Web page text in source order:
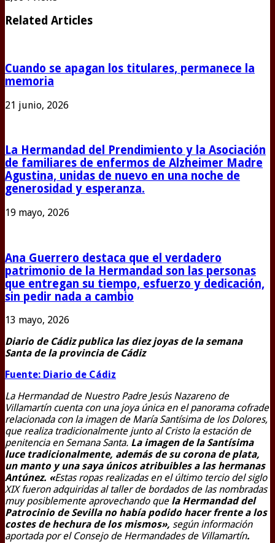
Related Articles
Cuando se apagan los titulares, permanece la
memoria
21 junio, 2026
La Hermandad del Prendimiento y la Asociación
de familiares de enfermos de Alzheimer Madre
Agustina, unidas de nuevo en una noche de
generosidad y esperanza.
19 mayo, 2026
Ana Guerrero destaca que el verdadero
patrimonio de la Hermandad son las personas
que entregan su tiempo, esfuerzo y dedicación,
sin pedir nada a cambio
13 mayo, 2026
Diario de Cádiz publica las diez joyas de la semana
Santa de la provincia de Cádiz
Fuente: Diario de Cádiz
La Hermandad de Nuestro Padre Jesús Nazareno de
Villamartín cuenta con una joya única en el panorama cofrade
relacionada con la imagen de María Santísima de los Dolores,
que realiza tradicionalmente junto al Cristo la estación de
penitencia en Semana Santa. La imagen de la Santísima
luce tradicionalmente, además de su corona de plata,
un manto y una saya únicos atribuibles a las hermanas
Antúnez. «Estas ropas realizadas en el último tercio del siglo
XIX fueron adquiridas al taller de bordados de las nombradas
muy posiblemente aprovechando que la Hermandad del
Patrocinio de Sevilla no había podido hacer frente a los
costes de hechura de los mismos», según información
aportada por el Consejo de Hermandades de Villamartín.